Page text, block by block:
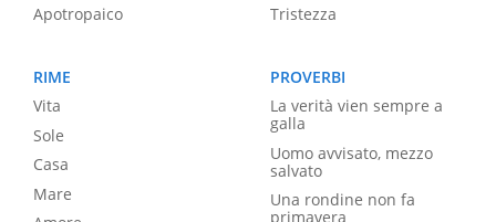
Apotropaico
Tristezza
RIME
Vita
Sole
Casa
Mare
PROVERBI
La verità vien sempre a
galla
Uomo avvisato, mezzo
salvato
Una rondine non fa
primavera